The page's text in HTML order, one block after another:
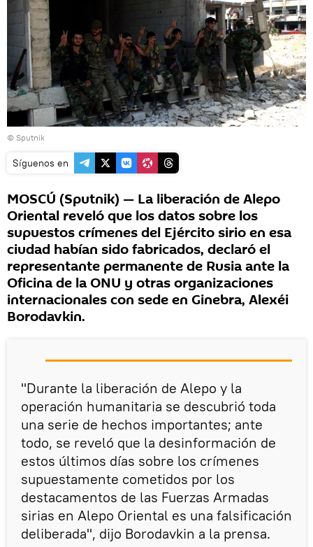
© Sputnik
Síguenos en
MOSCÚ (Sputnik) — La liberación de Alepo
Oriental reveló que los datos sobre los
supuestos crímenes del Ejército sirio en esa
ciudad habían sido fabricados, declaró el
representante permanente de Rusia ante la
Oficina de la ONU y otras organizaciones
internacionales con sede en Ginebra, Alexéi
Borodavkin.
"Durante la liberación de Alepo y la
operación humanitaria se descubrió toda
una serie de hechos importantes; ante
todo, se reveló que la desinformación de
estos últimos días sobre los crímenes
supuestamente cometidos por los
destacamentos de las Fuerzas Armadas
sirias en Alepo Oriental es una falsificación
deliberada", dijo Borodavkin a la prensa.